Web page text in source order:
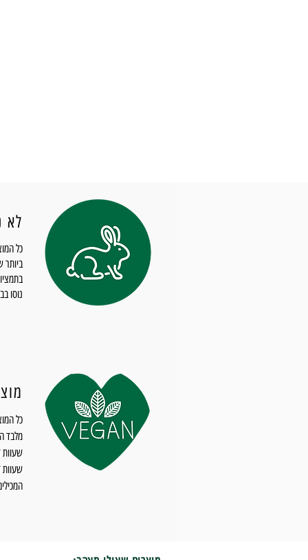
לא
כל
ביותר
נוסו
כל
מלבד
שעוות